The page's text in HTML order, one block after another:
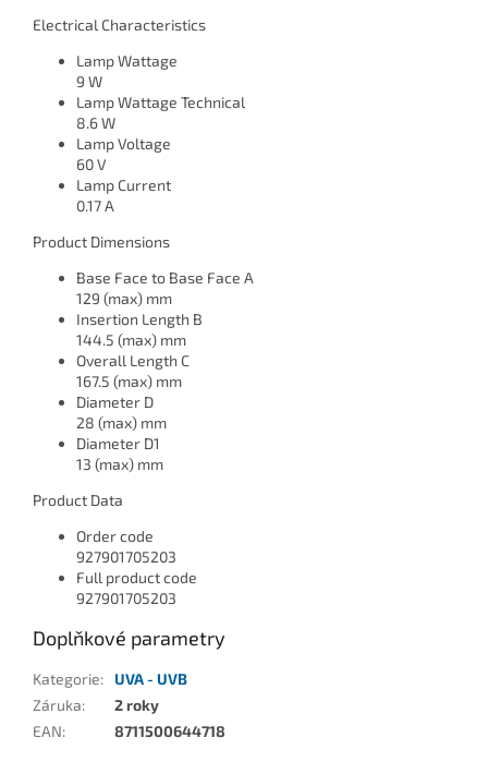
Electrical Characteristics
Lamp Wattage
9 W
Lamp Wattage Technical
8.6 W
Lamp Voltage
60 V
Lamp Current
0.17 A
Product Dimensions
Base Face to Base Face A
129 (max) mm
Insertion Length B
144.5 (max) mm
Overall Length C
167.5 (max) mm
Diameter D
28 (max) mm
Diameter D1
13 (max) mm
Product Data
Order code
927901705203
Full product code
927901705203
Doplňkové parametry
Kategorie: UVA - UVB
Záruka:
2 roky
EAN: 8711500644718